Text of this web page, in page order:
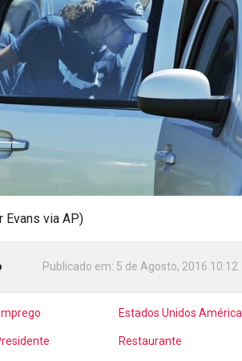
Evans via AP)
Publicado em: 5 de Agosto, 2016 10:12
Estados Unidos América
Restaurante